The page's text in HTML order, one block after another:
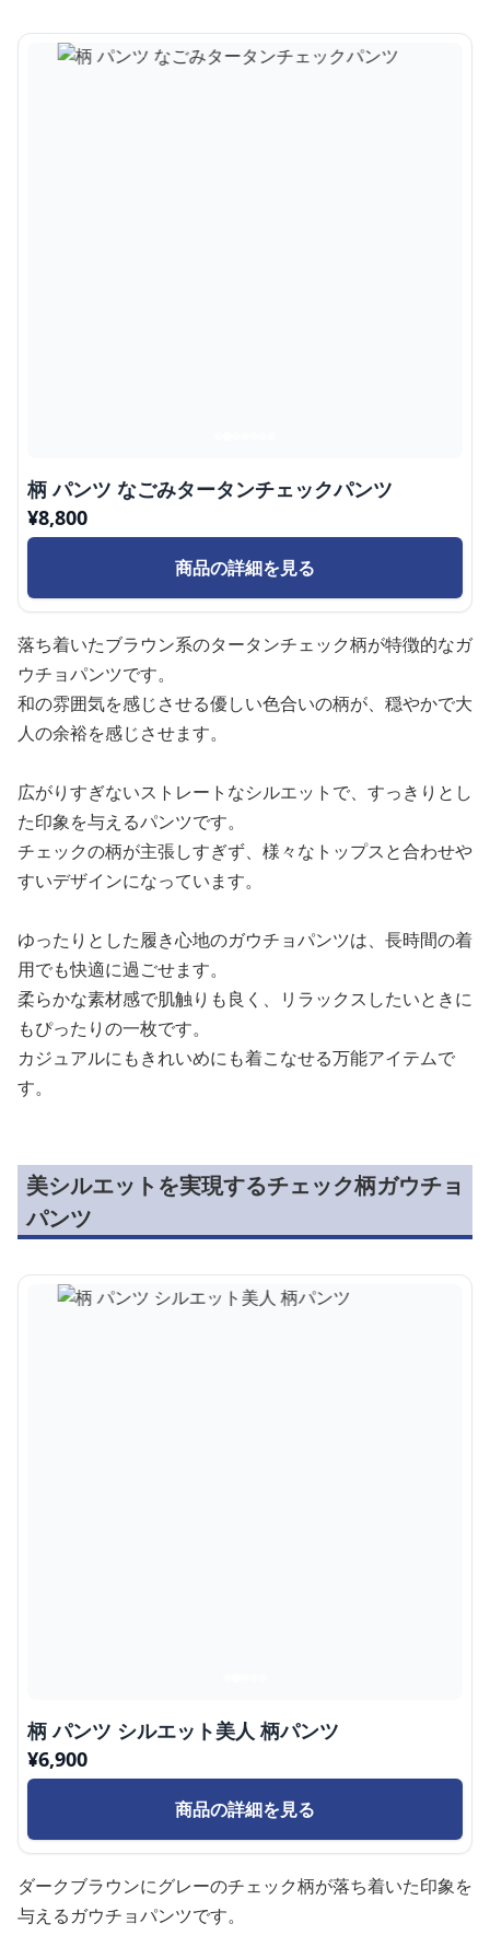
柄 パンツ なごみタータンチェックパンツ
¥8,800
商品の詳細を見る
落ち着いたブラウン系のタータンチェック柄が特徴的なガ
ウチョパンツです。
和の雰囲気を感じさせる優しい色合いの柄が、穏やかで大
人の余裕を感じさせます。
広がりすぎないストレートなシルエットで、すっきりとし
た印象を与えるパンツです。
チェックの柄が主張しすぎず、様々なトップスと合わせや
すいデザインになっています。
ゆったりとした履き心地のガウチョパンツは、長時間の着
用でも快適に過ごせます。
柔らかな素材感で肌触りも良く、リラックスしたいときに
もぴったりの一枚です。
カジュアルにもきれいめにも着こなせる万能アイテムで
す。
美シルエットを実現するチェック柄ガウチョ
パンツ
柄 パンツ シルエット美人 柄パンツ
¥6,900
商品の詳細を見る
ダークブラウンにグレーのチェック柄が落ち着いた印象を
与えるガウチョパンツです。